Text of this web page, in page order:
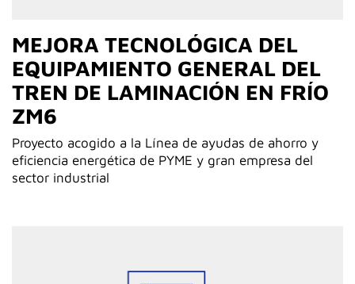
MEJORA TECNOLÓGICA DEL
EQUIPAMIENTO GENERAL DEL
TREN DE LAMINACIÓN EN FRÍO
ZM6
Proyecto acogido a la Línea de ayudas de ahorro y
eficiencia energética de PYME y gran empresa del
sector industrial